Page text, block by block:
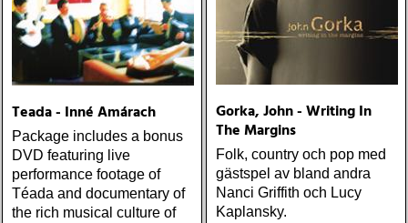
Teada - Inné Amárach
Package includes a bonus
DVD featuring live
performance footage of
Téada and documentary of
the rich musical culture of
Gorka, John - Writing In
The Margins
Folk, country och pop med
gästspel av bland andra
Nanci Griffith och Lucy
Kaplansky.